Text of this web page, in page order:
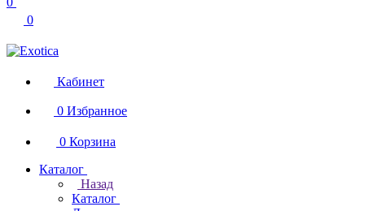
0
Кабинет
0 Избранное
0 Корзина
Каталог
Назад
Каталог